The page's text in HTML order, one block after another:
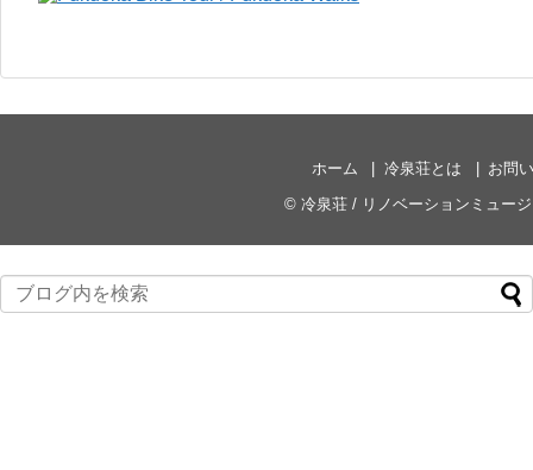
ホーム 冷泉荘とは
お問
© 冷泉荘 / リノベーションミュー